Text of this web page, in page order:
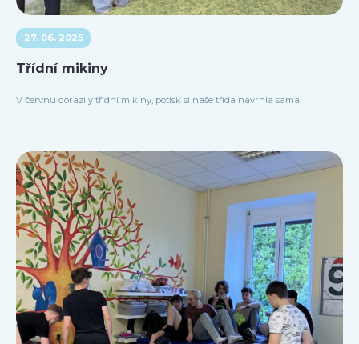
27. 06. 2025
Třídní mikiny
V červnu dorazily třídní mikiny, potisk si naše třída navrhla sama.